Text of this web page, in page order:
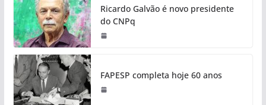
Ricardo Galvão é novo presidente
do CNPq
FAPESP completa hoje 60 anos